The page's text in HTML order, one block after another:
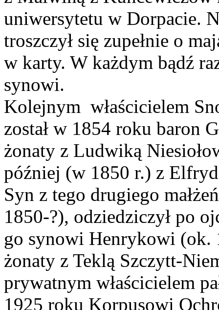
uniwersytetu w Dorpacie.
troszczył się zupełnie o
w karty. W każdym bądź
synowi.
Kolejnym właścicielem
został w 1854 roku baron
żonaty z Ludwiką
później (w 1850 r.) z
Syn z tego drugiego
1850-?), odziedziczył po
go synowi Henrykowi (ok.
żonaty z Teklą Szczytt-
prywatnym właścicielem
1925 roku Korpusowi